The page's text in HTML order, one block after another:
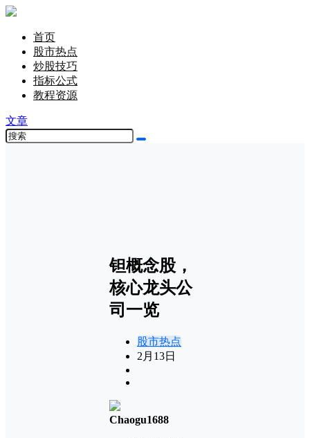
首页
股市热点
炒股技巧
指标公式
教程资源
文章
钽概念股，
核心龙头公
司一览
股市热点
2月13日
Chaogu1688